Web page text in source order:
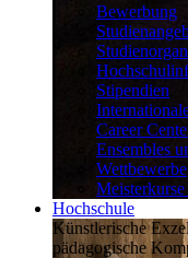
Bewerbung
Stipendien
Career
Ensembles
Wettbewerbe
Hochschule
Künstlerische
pädagogische